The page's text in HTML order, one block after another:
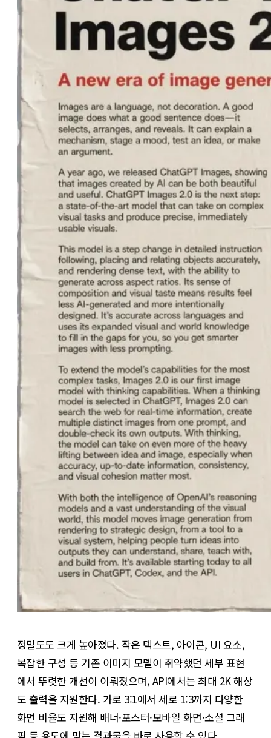
정밀도도 크게 높아졌다. 작은 텍스트, 아이콘, UI 요소,
복잡한 구성 등 기존 이미지 모델이 취약했던 세부 표현
에서 뚜렷한 개선이 이뤄졌으며, API에서는 최대 2K 해상
도 출력을 지원한다. 가로 3:1에서 세로 1:3까지 다양한
화면 비율도 지원해 배너·포스터·모바일 화면·소셜 그래